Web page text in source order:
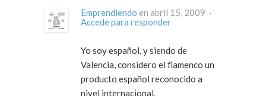
Emprendiendo
en abril 15, 2009 ·
Accede para responder
Yo soy español, y siendo de
Valencia, considero el flamenco un
producto español reconocido a
nivel internacional.